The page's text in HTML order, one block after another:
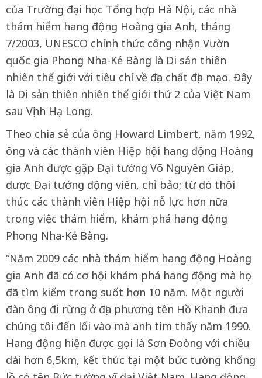
của Trường đại học Tổng hợp Hà Nội, các nhà
thám hiểm hang động Hoàng gia Anh, tháng
7/2003, UNESCO chính thức công nhận Vườn
quốc gia Phong Nha-Kẻ Bàng là Di sản thiên
nhiên thế giới với tiêu chí về địa chất địa mạo. Đây
là Di sản thiên nhiên thế giới thứ 2 của Việt Nam
sau Vịnh Hạ Long.
Theo chia sẻ của ông Howard Limbert, năm 1992,
ông và các thành viên Hiệp hội hang động Hoàng
gia Anh được gặp Đại tướng Võ Nguyên Giáp,
được Đại tướng động viên, chỉ bảo; từ đó thôi
thúc các thành viên Hiệp hội nỗ lực hơn nữa
trong việc thám hiểm, khám phá hang động
Phong Nha-Kẻ Bàng.
“Năm 2009 các nhà thám hiểm hang động Hoàng
gia Anh đã có cơ hội khám phá hang động mà họ
đã tìm kiếm trong suốt hơn 10 năm. Một người
đàn ông đi rừng ở địa phương tên Hồ Khanh đưa
chúng tôi đến lối vào mà anh tìm thấy năm 1990.
Hang động hiện được gọi là Sơn Đoòng với chiều
dài hơn 6,5km, kết thúc tại một bức tường khổng